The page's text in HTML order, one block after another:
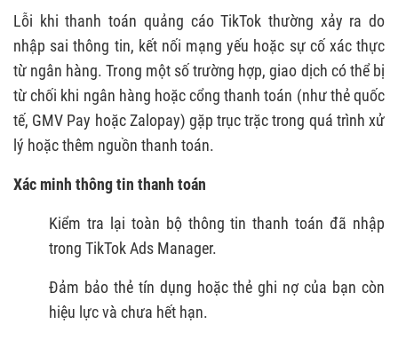
Lỗi khi thanh toán quảng cáo TikTok thường xảy ra do
nhập sai thông tin, kết nối mạng yếu hoặc sự cố xác thực
từ ngân hàng. Trong một số trường hợp, giao dịch có thể bị
từ chối khi ngân hàng hoặc cổng thanh toán (như thẻ quốc
tế, GMV Pay hoặc Zalopay) gặp trục trặc trong quá trình xử
lý hoặc thêm nguồn thanh toán.
Xác minh thông tin thanh toán
Kiểm tra lại toàn bộ thông tin thanh toán đã nhập
trong TikTok Ads Manager.
Đảm bảo thẻ tín dụng hoặc thẻ ghi nợ của bạn còn
hiệu lực và chưa hết hạn.